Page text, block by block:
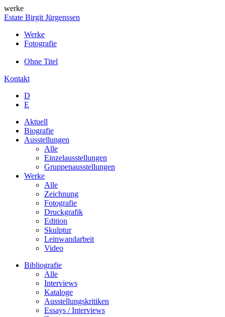
werke
Estate Birgit Jürgenssen
Werke
Fotografie
Ohne Titel
Kontakt
D
E
Aktuell
Biografie
Ausstellungen
Alle
Einzelausstellungen
Gruppenausstellungen
Werke
Alle
Zeichnung
Fotografie
Druckgrafik
Edition
Skulptur
Leinwandarbeit
Video
Bibliografie
Alle
Interviews
Kataloge
Ausstellungskritiken
Essays / Interviews